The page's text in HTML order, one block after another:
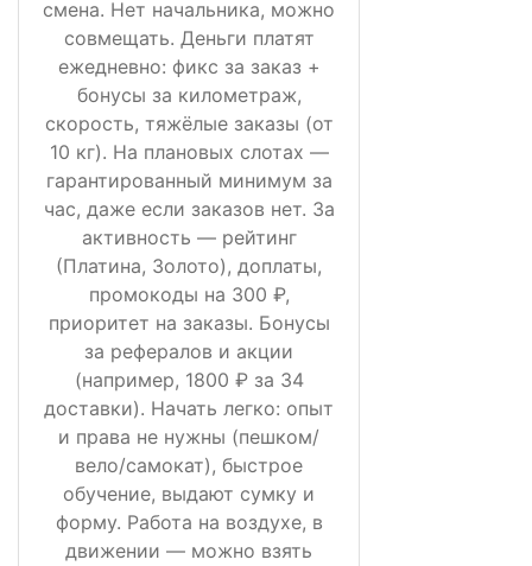
смена. Нет начальника, можно
совмещать. Деньги платят
ежедневно: фикс за заказ +
бонусы за километраж,
скорость, тяжёлые заказы (от
10 кг). На плановых слотах —
гарантированный минимум за
час, даже если заказов нет. За
активность — рейтинг
(Платина, Золото), доплаты,
промокоды на 300 ₽,
приоритет на заказы. Бонусы
за рефералов и акции
(например, 1800 ₽ за 34
доставки). Начать легко: опыт
и права не нужны (пешком/
вело/самокат), быстрое
обучение, выдают сумку и
форму. Работа на воздухе, в
движении — можно взять